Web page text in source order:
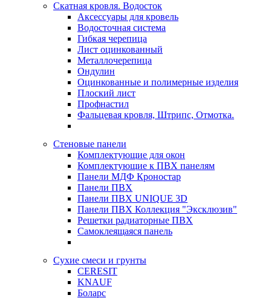
Скатная кровля. Водосток
Аксессуары для кровель
Водосточная система
Гибкая черепица
Лист оцинкованный
Металлочерепица
Ондулин
Оцинкованные и полимерные изделия
Плоский лист
Профнастил
Фальцевая кровля, Штрипс, Отмотка.
Стеновые панели
Комплектующие для окон
Комплектующие к ПВХ панелям
Панели МДФ Кроностар
Панели ПВХ
Панели ПВХ UNIQUE 3D
Панели ПВХ Коллекция "Эксклюзив"
Решетки радиаторные ПВХ
Самоклеящаяся панель
Сухие смеси и грунты
CERESIT
KNAUF
Боларс